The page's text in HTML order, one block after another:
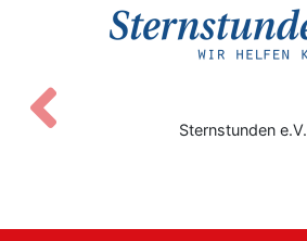
Sternstunden e.V.
Zurück